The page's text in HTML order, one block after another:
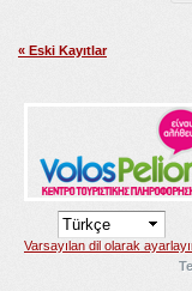
« Eski Kayıtlar
Varsayılan dil olarak